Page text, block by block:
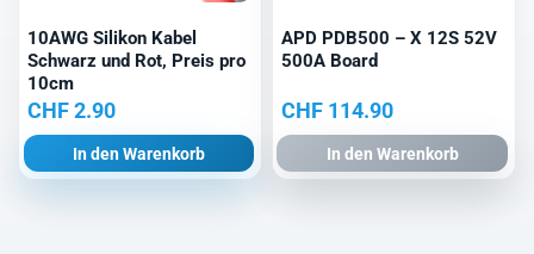
10AWG Silikon Kabel
Schwarz und Rot, Preis pro
10cm
CHF2.90
In den Warenkorb
APD PDB500 – X 12S 52V
500A Board
CHF114.90
In den Warenkorb